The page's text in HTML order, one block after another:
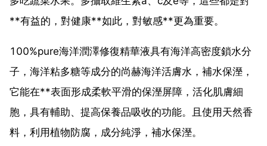
**有益的，對健康**如此，對敏感**更為重要。
100%pure海洋潤澤修復精華液具有海洋高密度鎖水分
子，海洋粘多糖等成分的尚赫海洋活膚水，補水保溼，
它能在**表面形成柔軟平滑的保溼屏障，活化肌膚細
胞，具有輔助、提高保養品吸收的功能。且使用天然香
料，利用植物防腐，成分純淨，補水保溼。